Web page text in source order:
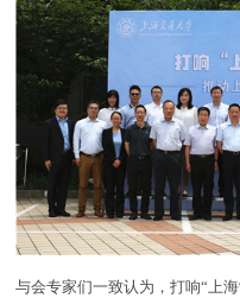
与会专家们一致认为，打响“上